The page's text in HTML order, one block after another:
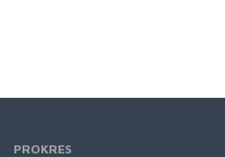
PROKRES